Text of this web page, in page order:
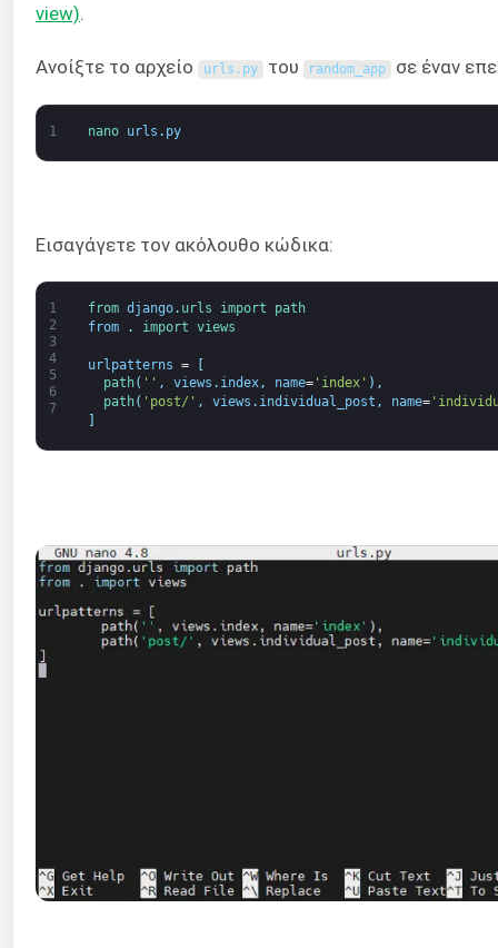
view)
Ανοίξτε το αρχείο urls . py του random_app σε έναν
1 nano urls . py
Εισαγάγετε τον ακόλουθο κώδικα:
1
2
3
4
5
6
7
from django. urls import
path
from
. import views
urlpatterns =
[
path( '' , views . index, name='index' ) ,
path( 'post/' , views . individual_post , name=